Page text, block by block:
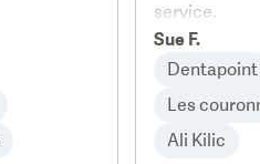
service.
Sue F.
Dentapoint
Les
Ali Kilic